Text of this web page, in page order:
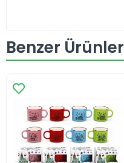
Benzer Ürünler